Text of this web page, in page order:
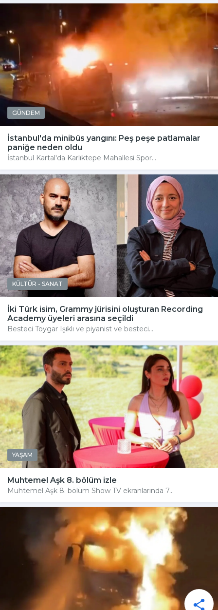
GÜNDEM
İstanbul'da minibüs yangını: Peş peşe patlamalar
paniğe neden oldu
İstanbul Kartal'da Karlıktepe Mahallesi Spor...
KÜLTÜR - SANAT
İki Türk isim, Grammy jürisini oluşturan Recording
Academy üyeleri arasına seçildi
Besteci Toygar Işıklı ve piyanist ve besteci...
YAŞAM
Muhtemel Aşk 8. bölüm izle
Muhtemel Aşk 8. bölüm Show TV ekranlarında 7...